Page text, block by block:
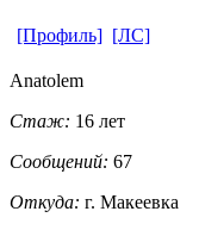
[Профиль] [ЛС]
Anatolem
Стаж: 16 лет
Сообщений: 67
Откуда: г. Макеевка